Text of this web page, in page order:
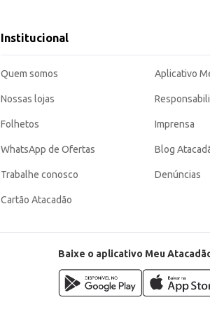
Institucional
Quem somos
Nossas lojas
Folhetos
WhatsApp de Ofertas
Trabalhe conosco
Cartão Atacadão
Aplicativo
Imprensa
Blog
Denúncias
Baixe o aplicativo Meu